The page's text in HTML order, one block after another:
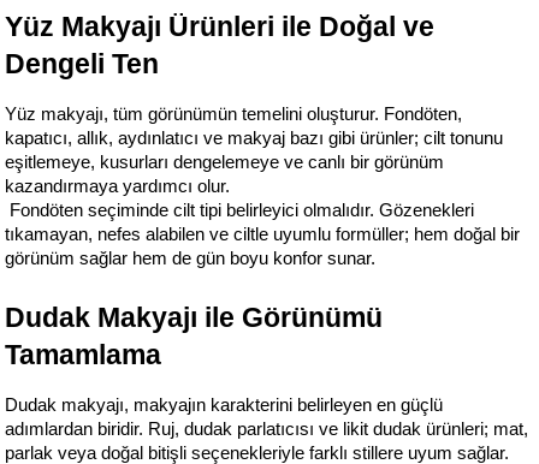
Yüz Makyajı Ürünleri ile Doğal ve
Dengeli Ten
Yüz makyajı, tüm görünümün temelini oluşturur. Fondöten,
kapatıcı, allık, aydınlatıcı ve makyaj bazı gibi ürünler; cilt tonunu
eşitlemeye, kusurları dengelemeye ve canlı bir görünüm
kazandırmaya yardımcı olur.
tıkamayan, nefes alabilen ve ciltle uyumlu formüller; hem doğal bir
görünüm sağlar hem de gün boyu konfor sunar.
Dudak Makyajı ile Görünümü
Tamamlama
Dudak makyajı, makyajın karakterini belirleyen en güçlü
adımlardan biridir. Ruj, dudak parlatıcısı ve likit dudak ürünleri; mat,
parlak veya doğal bitişli seçenekleriyle farklı stillere uyum sağlar.